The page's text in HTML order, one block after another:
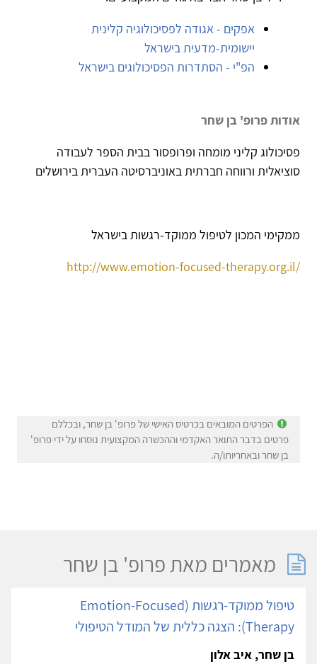
אפקים - אגודה לפסיכולוגיה קלינית
יישומית-מדעית בישראל
הפ"י - הסתדרות הפסיכולוגים בישראל
אודות פרופ' בן שחר
פסיכולוג קליני מומחה ופרופסור בבית הספר לעבודה
סוציאלית ורווחה חברתית באוניברסיטה העברית בירושלים
ממקימי המכון לטיפול ממוקד-רגשות בישראל
http://www.emotion-focused-therapy.org.il/
הפרטים המובאים בכרטיס האישי של פרופ' בן שחר, ובכללם
פרטים בדבר התואר האקדמי וההכשרה המקצועית נוסחו על ידי פרופ'
בן שחר ובאחריותו/ה.
מאמרים מאת פרופ' בן שחר
טיפול ממוקד-רגשות (Emotion-Focused
Therapy): הצגה כללית של המודל הטיפולי
בן שחר, איב אלון